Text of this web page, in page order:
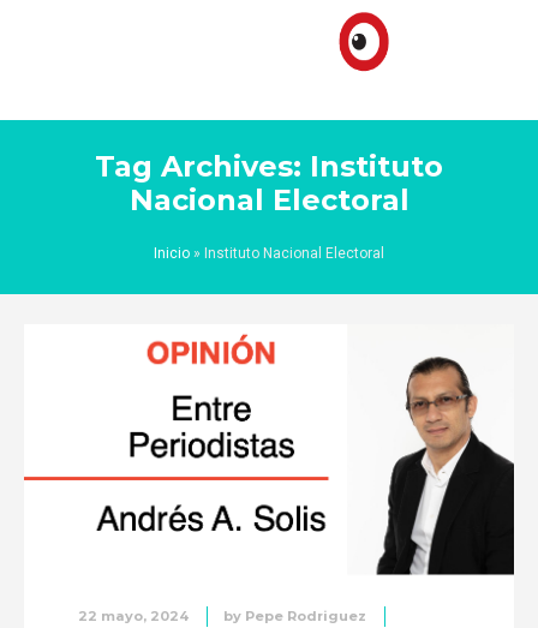
Tag Archives: Instituto
Nacional Electoral
Inicio » Instituto Nacional Electoral
22 mayo, 2024 by Pepe Rodriguez